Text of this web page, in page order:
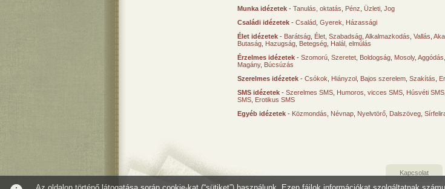
Munka idézetek - Tanulás, oktatás Pénz Üzleti Jog
Családi idézetek - Család Gyerek
Házassági
Élet idézetek - Barátság Élet Szabadság Alkalmazkodás Vallás
Butaság Hazugság Betegség Halál, elmúlás
Érzelmes idézetek - Szomorú Szeretet Boldogság Mosoly, Aggódás
Magány, Búcsúzás
Szerelmes idézetek - Csókok Hiányzol Bajos szerelem Szakítás
SMS idézetek - Szerelmes SMS Humoros, vicces SMS Húsvéti SMS
SMS Erotikus SMS
Egyéb idézetek - Közmondás Névnap Nyelvtörő Dalszöveg
Kapcsolat